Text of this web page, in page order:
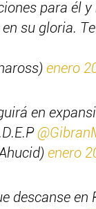
para él
su gloria.
enero
en
enero
descanse en